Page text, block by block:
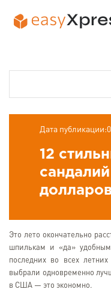
Дата
12
Это лето окончательно
шпилькам и «да»
последних во всех
выбрали одновременно
в США — это экономно.